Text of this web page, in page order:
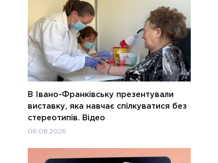
В Івано-Франківську презентували
виставку, яка навчає спілкуватися без
стереотипів. Відео
06.08.2026